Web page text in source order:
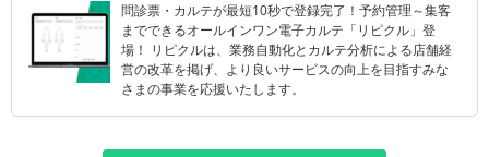
問診票・カルテが最短10秒で登録完了！予約管理～集客
までできるオールインワン電子カルテ「リピクル」登
場！ リピクルは、業務自動化とカルテ分析による店舗経
営の改革を掲げ、より良いサービスの向上を目指すみな
さまの事業を応援いたします。